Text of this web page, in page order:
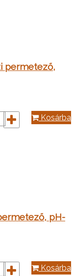
permetező,
Kosárba
pH-
Kosárba